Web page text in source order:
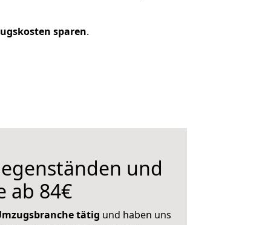
sparen.
und
ab 84€
tätig und haben uns